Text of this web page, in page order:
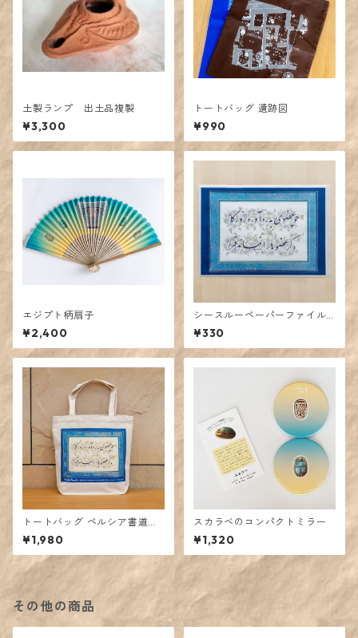
土製ランプ 出土品複製
¥3,300
トートバッグ 遺跡図
¥990
エジプト柄扇子
¥2,400
シースルーペーパーファイル
ペルシア書道「サアディ」
¥330
トートバッグ ペルシア書道
「サアディ」
¥1,980
スカラベのコンパクトミラー
¥1,320
その他の商品